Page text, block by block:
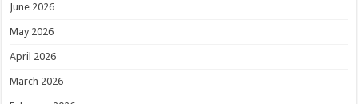
June 2026
May 2026
April 2026
March 2026